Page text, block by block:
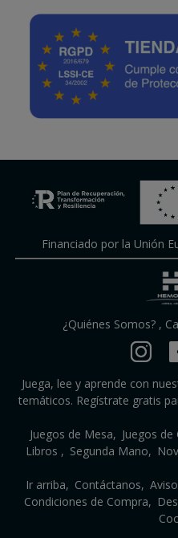
Financiado por la Unión
¿Quiénes Somos?,
Juega, lee y aprende con
temáticos. Regístrate gratis
Juegos de Mesa Juegos de
Libros
Segunda Mano
Ir arriba Contáctanos
Condiciones de Compra